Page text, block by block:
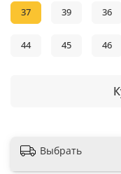
37 39 36
44 45 46
Выбрать